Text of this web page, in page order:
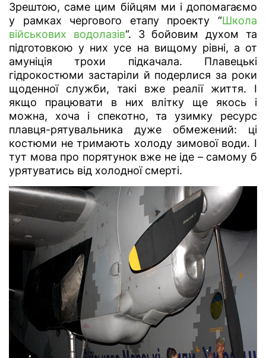
Зрештою, саме цим бійцям ми і допомагаємо
у рамках чергового етапу проекту “Школа
військових водолазів“. З бойовим духом та
підготовкою у них усе на вищому рівні, а от
амуніція трохи підкачала. Плавецькі
гідрокостюми застаріли й подерлися за роки
щоденної служби, такі вже реалії життя. І
якщо працювати в них влітку ще якось і
можна, хоча і спекотно, та узимку ресурс
плавця-рятувальника дуже обмежений: ці
костюми не тримають холоду зимової води. І
тут мова про порятунок вже не іде – самому б
урятуватись від холодної смерті.